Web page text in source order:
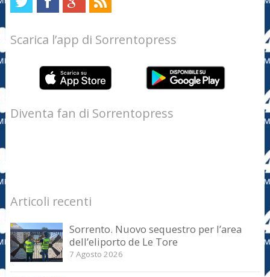
Scarica l’app di Sorrentopress
Diventa fan di Sorrentopress
Articoli recenti
Sorrento. Nuovo sequestro per l’area
dell’eliporto de Le Tore
7 Agosto 2026